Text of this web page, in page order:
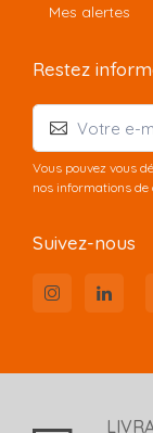
Mes alertes
Restez
Vous pouvez vous
nos informations
Suivez-nous